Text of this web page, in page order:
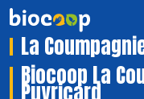
La
Biocoop La